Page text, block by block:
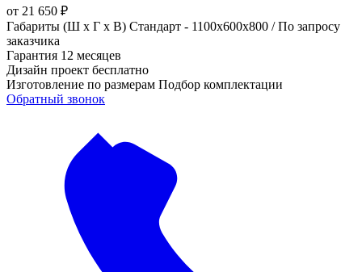
от 21 650 ₽
Габариты (Ш х Г х В) Стандарт - 1100х600х800 / По запросу
заказчика
Гарантия 12 месяцев
Дизайн проект бесплатно
Изготовление по размерам Подбор комплектации
Обратный звонок